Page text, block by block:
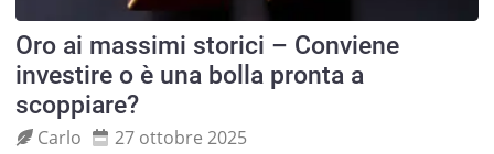
Oro ai massimi storici – Conviene
investire o è una bolla pronta a
scoppiare?
Carlo
27 ottobre 2025